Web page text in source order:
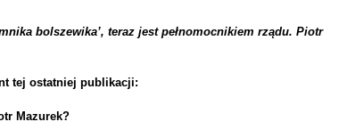
bolszewika’, teraz jest pełnomocnikiem rządu. Piotr
tej ostatniej publikacji:
Mazurek?